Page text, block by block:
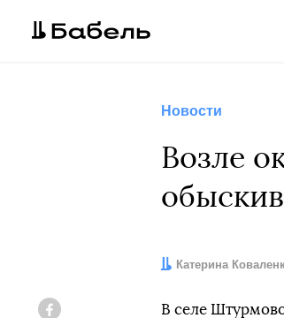
Новости
Возле
Автор:
Катерина
В селе